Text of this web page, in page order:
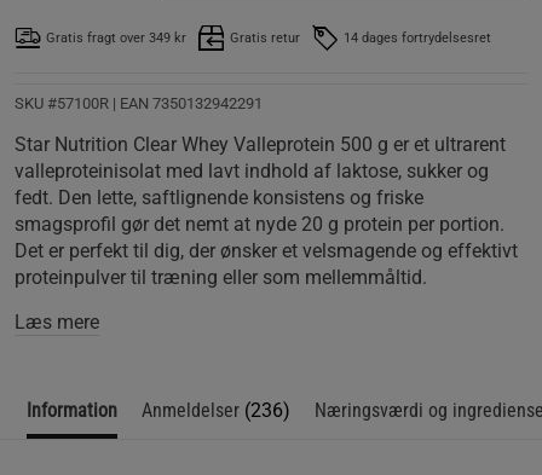
Gratis fragt over 349 kr Gratis retur 14 dages fortrydelsesret
SKU #57100R | EAN 7350132942291
Star Nutrition Clear Whey Valleprotein 500 g er et ultrarent
valleproteinisolat med lavt indhold af laktose, sukker og
fedt. Den lette, saftlignende konsistens og friske
smagsprofil gør det nemt at nyde 20 g protein per portion.
Det er perfekt til dig, der ønsker et velsmagende og effektivt
proteinpulver til træning eller som mellemmåltid.
Læs mere
Information Anmeldelser (236) Næringsværdi og